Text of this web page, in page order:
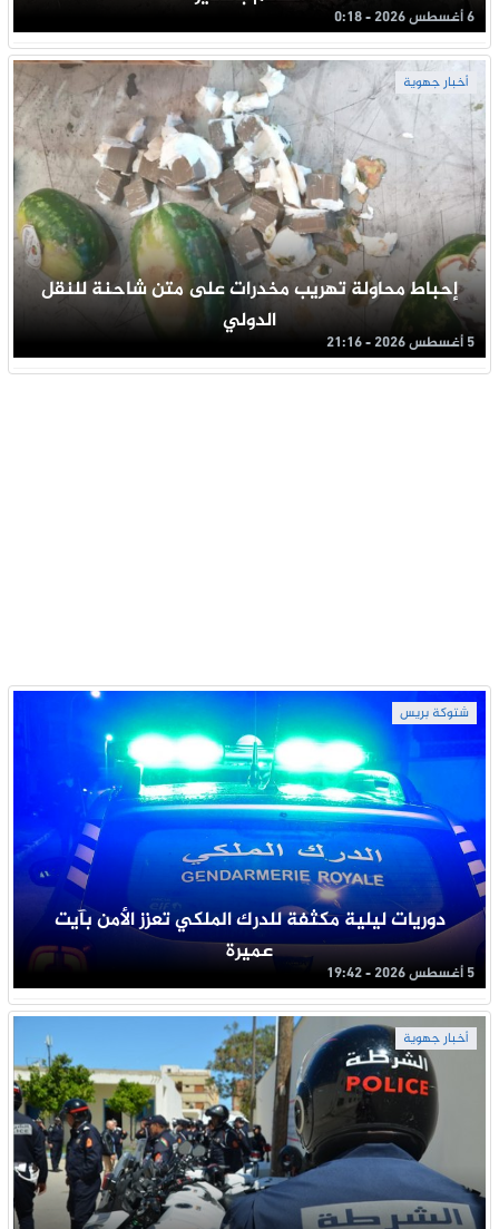
6 أغسطس 2026 - 0:18
أخبار جهوية
إحباط محاولة تهريب مخدرات على متن شاحنة للنقل
الدولي
5 أغسطس 2026 - 21:16
شتوكة بريس
دوريات ليلية مكثفة للدرك الملكي تعزز الأمن بآيت
عميرة
5 أغسطس 2026 - 19:42
أخبار جهوية